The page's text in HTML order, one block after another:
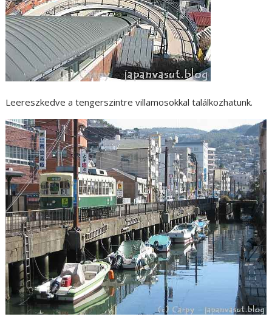
Leereszkedve a tengerszintre villamosokkal találkozhatunk.